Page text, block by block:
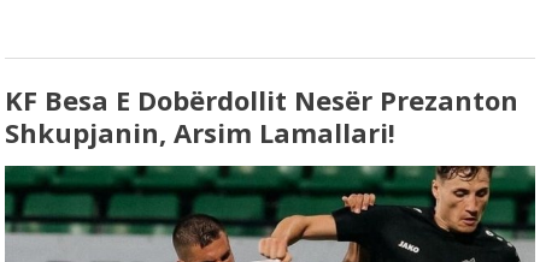
KF Besa E Dobërdollit Nesër Prezanton
Shkupjanin, Arsim Lamallari!